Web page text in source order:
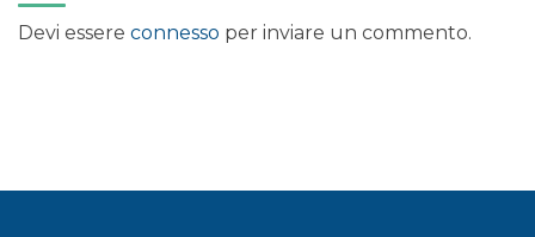
Devi essere connesso per inviare un commento.